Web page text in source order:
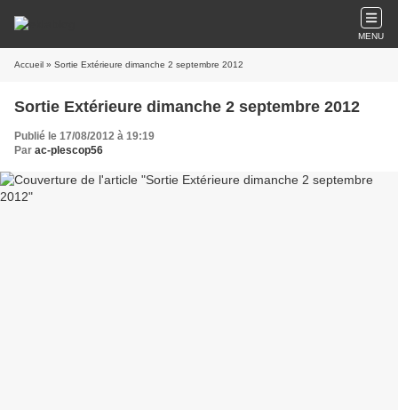
MENU
Accueil » Sortie Extérieure dimanche 2 septembre 2012
Sortie Extérieure dimanche 2 septembre 2012
Publié le 17/08/2012 à 19:19
Par ac-plescop56